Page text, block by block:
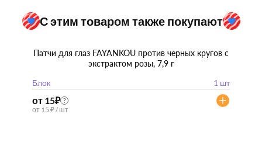
С этим товаром также покупают
Патчи для глаз FAYANKOU против черных кругов с
экстрактом розы, 7,9 г
Блок
1 шт
от 15₽ ?
от 15 ₽ / шт